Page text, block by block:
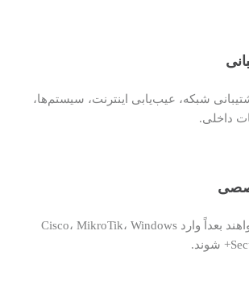
شبکه، عیب‌یابی اینترنت، سیستم‌ها،
داخلی.
برای کسانی که می‌خواهند بعداً وارد Cisco، MikroTik، Windows